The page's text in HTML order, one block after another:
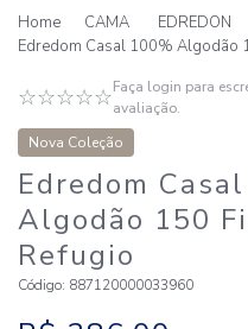
CAMA
EDREDON
Edredom Casal 100% Algodão
☆☆☆☆☆Faça login para
avaliação.
Nova Coleção
Edredom
Algodão 150
Refugio
Código: 887120000033960